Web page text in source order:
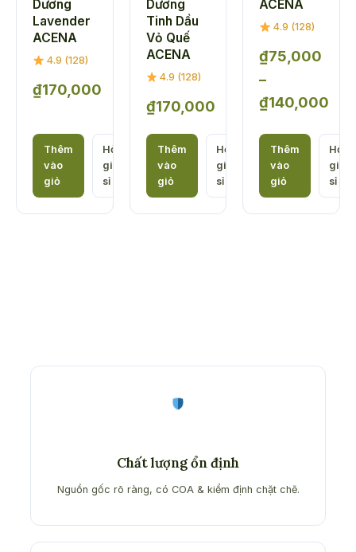
Dương
Lavender
ACENA
4.9 (128)
₫170,000
Thêm
vào
giỏ
Hỏi
giá
sỉ
Dương
Tinh Dầu
Vỏ Quế
ACENA
4.9 (128)
₫170,000
Thêm
vào
giỏ
Hỏi
giá
sỉ
ACENA
4.9 (128)
₫75,000
–
₫140,000
giá:
từ
₫75,000
đến
Thêm
vào
giỏ
Hỏi
giá
sỉ
Chất lượng ổn định
Nguồn gốc rõ ràng, có COA & kiểm định chặt chẽ.